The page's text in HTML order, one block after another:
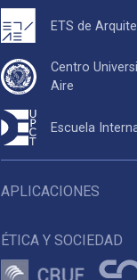
APLICACIONES
ÉTICA Y SOCIEDAD
ETS de
Centro
Aire
Escuela